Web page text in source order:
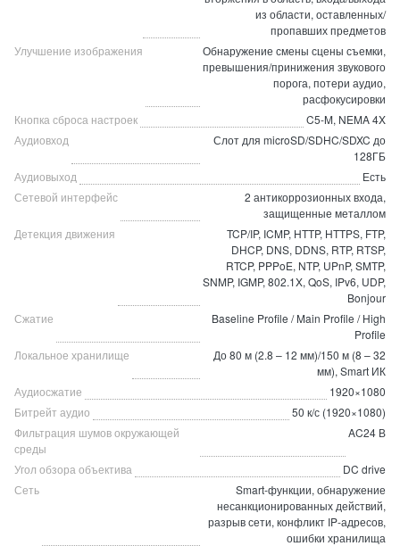
из области, оставленных/
пропавших предметов
Улучшение изображения
Обнаружение смены сцены съемки,
превышения/принижения звукового
порога, потери аудио,
расфокусировки
Кнопка сброса настроек
C5-M, NEMA 4X
Аудиовход
Слот для microSD/SDHC/SDXC до
128ГБ
Аудиовыход
Есть
Сетевой интерфейс
2 антикоррозионных входа,
защищенные металлом
Детекция движения
TCP/IP, ICMP, HTTP, HTTPS, FTP,
DHCP, DNS, DDNS, RTP, RTSP,
RTCP, PPPoE, NTP, UPnP, SMTP,
SNMP, IGMP, 802.1X, QoS, IPv6, UDP,
Bonjour
Сжатие
Baseline Profile / Main Profile / High
Profile
Локальное хранилище
До 80 м (2.8 – 12 мм)/150 м (8 – 32
мм), Smart ИК
Аудиосжатие
1920×1080
Битрейт аудио
50 к/с (1920×1080)
Фильтрация шумов окружающей
среды
AC24 В
Угол обзора объектива
DC drive
Сеть
Smart-функции, обнаружение
несанкционированных действий,
разрыв сети, конфликт IP-адресов,
ошибки хранилища